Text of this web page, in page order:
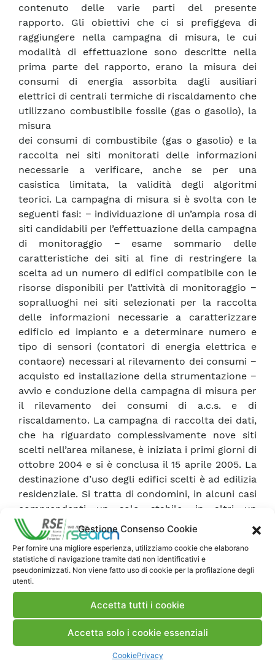
Gestione Consenso Cookie
Per fornire una migliore esperienza, utilizziamo cookie che elaborano
statistiche di navigazione tramite dati non identificativi e
pseudonimizzati. Non viene fatto uso di cookie per la profilazione degli
utenti.
Accetta tutti i cookie
Accetta solo i cookie essenziali
CookiePrivacy
contenuto delle varie parti del presente
rapporto. Gli obiettivi che ci si prefiggeva di
raggiungere nella campagna di misura, le cui
modalità di effettuazione sono descritte nella
prima parte del rapporto, erano la misura dei
consumi di energia assorbita dagli ausiliari
elettrici di centrali termiche di riscaldamento che
utilizzano combustibile fossile (gas o gasolio), la
misura
dei consumi di combustibile (gas o gasolio) e la
raccolta nei siti monitorati delle informazioni
necessarie a verificare, anche se per una
casistica limitata, la validità degli algoritmi
teorici. La campagna di misura si è svolta con le
seguenti fasi: − individuazione di un’ampia rosa di
siti candidabili per l’effettuazione della campagna
di monitoraggio − esame sommario delle
caratteristiche dei siti al fine di restringere la
scelta ad un numero di edifici compatibile con le
risorse disponibili per l’attività di monitoraggio −
sopralluoghi nei siti selezionati per la raccolta
delle informazioni necessarie a caratterizzare
edificio ed impianto e a determinare numero e
tipo di sensori (contatori di energia elettrica e
contaore) necessari al rilevamento dei consumi −
acquisto ed installazione della strumentazione −
avvio e conduzione della campagna di misura per
il rilevamento dei consumi di a.c.s. e di
riscaldamento. La campagna di raccolta dei dati,
che ha riguardato complessivamente nove siti
scelti nell’area milanese, è iniziata i primi giorni di
ottobre 2004 e si è conclusa il 15 aprile 2005. La
destinazione d’uso degli edifici scelti è ad edilizia
residenziale. Si tratta di condomini, in alcuni casi
comprendenti un solo stabile, in altri un
complesso di più stabili serviti da unica centrale
termica. Nella prima parte della campagna di
misura (primi di ottobre – 15 ottobre 2004) sono
stati raccolti i dati relativi ai soli consumi per
a.c.s., mentre dal 15 ottobre 2004 al 15 aprile
per riscaldamento con periodicità mensile. Nel
corso della campagna, è stata tenuta nota delle
fine dell’attivazione dell’impianto, orari di